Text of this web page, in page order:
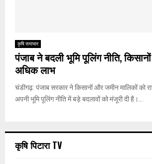
कृषि समाचार
पंजाब ने बदली भूमि पूलिंग नीति,
अधिक लाभ
चंडीगढ़: पंजाब सरकार ने किसानों और जमीन मालिकों को
अपनी भूमि पूलिंग नीति में बड़े बदलावों को मंजूरी दी है।...
कृषि पिटारा TV